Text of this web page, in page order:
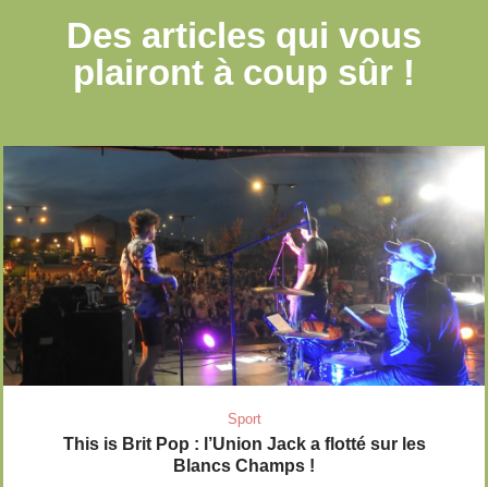
Des articles qui vous
plairont à coup sûr !
Sport
This is Brit Pop : l’Union Jack a flotté sur les
Blancs Champs !